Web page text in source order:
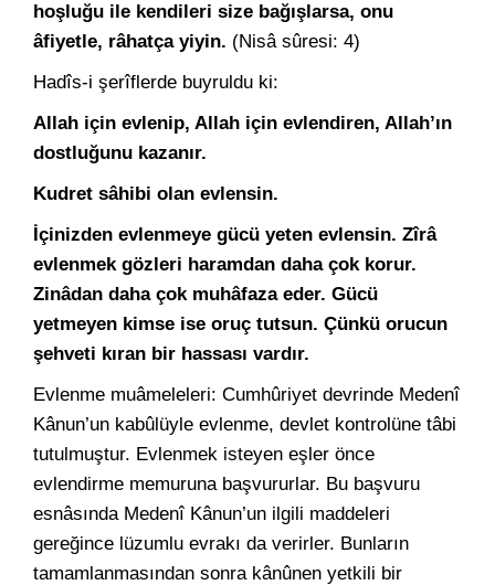
hoşluğu ile kendileri size bağışlarsa, onu
âfiyetle, râhatça yiyin. (Nisâ sûresi: 4)
Hadîs-i şerîflerde buyruldu ki:
Allah için evlenip, Allah için evlendiren, Allah’ın
dostluğunu kazanır.
Kudret sâhibi olan evlensin.
İçinizden evlenmeye gücü yeten evlensin. Zîrâ
evlenmek gözleri haramdan daha çok korur.
Zinâdan daha çok muhâfaza eder. Gücü
yetmeyen kimse ise oruç tutsun. Çünkü orucun
şehveti kıran bir hassası vardır.
Evlenme muâmeleleri: Cumhûriyet devrinde Medenî
Kânun’un kabûlüyle evlenme, devlet kontrolüne tâbi
tutulmuştur. Evlenmek isteyen eşler önce
evlendirme memuruna başvururlar. Bu başvuru
esnâsında Medenî Kânun’un ilgili maddeleri
gereğince lüzumlu evrakı da verirler. Bunların
tamamlanmasından sonra kânûnen yetkili bir